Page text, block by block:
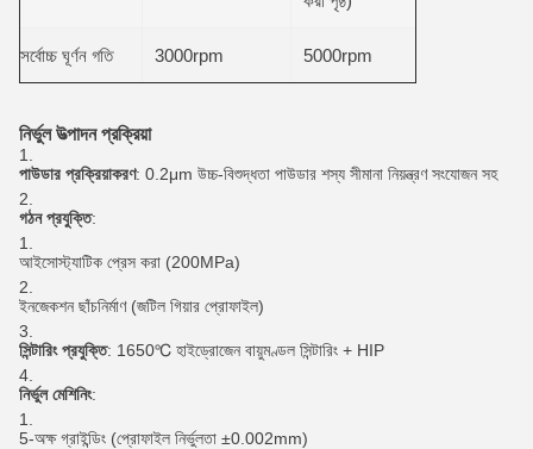
সর্বোচ্চ ঘূর্ণন গতি 3000rpm 5000rpm
নির্ভুল উত্পাদন প্রক্রিয়া
পাউডার প্রক্রিয়াকরণ: 0.2μm উচ্চ-বিশুদ্ধতা পাউডার শস্য সীমানা নিয়ন্ত্রণ সংযোজন সহ
গঠন প্রযুক্তি:
আইসোস্ট্যাটিক প্রেস করা (200MPa)
ইনজেকশন ছাঁচনির্মাণ (জটিল গিয়ার প্রোফাইল)
সিন্টারিং প্রযুক্তি: 1650℃ হাইড্রোজেন বায়ুমণ্ডল সিন্টারিং + HIP
নির্ভুল মেশিনিং:
5-অক্ষ গ্রাইন্ডিং (প্রোফাইল নির্ভুলতা ±0.002mm)